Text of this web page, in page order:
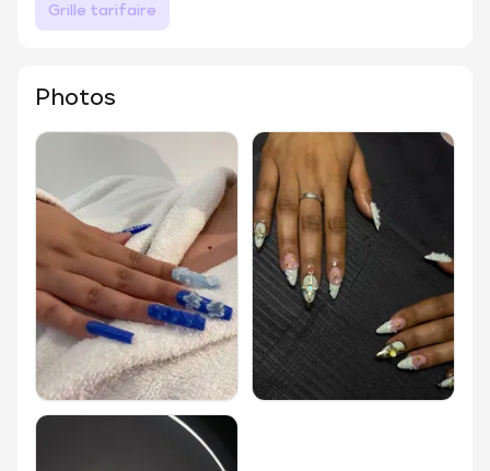
Grille tarifaire
Photos